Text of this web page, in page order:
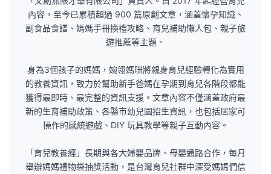
內容，至今已累積超過 900 篇原創文章，涵蓋懷孕知識、
副食品食譜、媽媽手冊換禮攻略、育兒補助懶人包、親子旅
遊推薦等主題。
身為3個孩子的媽媽，婉翎媽咪將親身育兒經驗轉化為實用
的教養資訊，致力於幫助新手爸媽在孕期到育兒各階段都能
獲得最即時、最完整的資訊支援。文章內容不僅涵蓋政府最
新的生育補助政策、各縣市幼兒園招生資訊，也包括居家可
操作的感統遊戲、DIY 玩具教學等親子互動內容。
「育兒教養經」長期與各大婦嬰品牌、母嬰通路合作，每月
舉辦媽媽禮物袋抽獎活動，是台灣育兒社群中深受媽媽們信